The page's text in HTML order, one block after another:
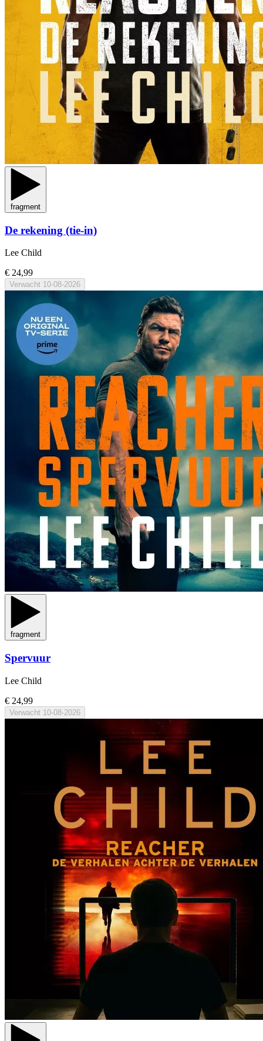
fragment
De rekening (tie-in)
Lee Child
€ 24,99
Verwacht 10-08-2026
fragment
Spervuur
Lee Child
€ 24,99
Verwacht 10-08-2026